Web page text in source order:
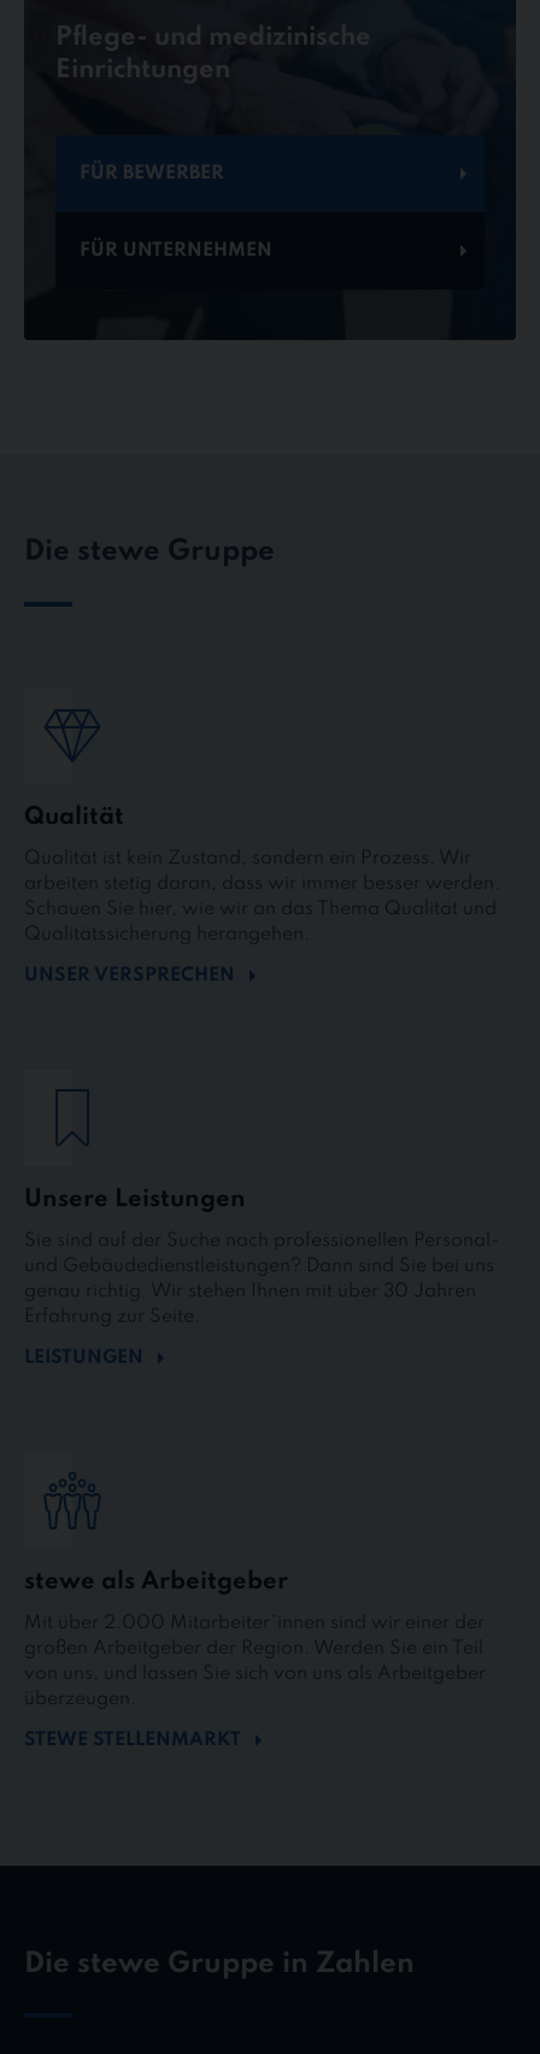
Pflege- und medizinische
Einrichtungen
FÜR BEWERBER
FÜR UNTERNEHMEN
Die stewe Gruppe
Qualität
Qualität ist kein Zustand, sondern ein Prozess. Wir
arbeiten stetig daran, dass wir immer besser werden.
Schauen Sie hier, wie wir an das Thema Qualität und
Qualitätssicherung herangehen.
UNSER VERSPRECHEN
Unsere Leistungen
Sie sind auf der Suche nach professionellen Personal-
und Gebäudedienstleistungen? Dann sind Sie bei uns
genau richtig. Wir stehen Ihnen mit über 30 Jahren
Erfahrung zur Seite.
LEISTUNGEN
stewe als Arbeitgeber
Mit über 2.000 Mitarbeiter*innen sind wir einer der
großen Arbeitgeber der Region. Werden Sie ein Teil
von uns, und lassen Sie sich von uns als Arbeitgeber
überzeugen.
STEWE STELLENMARKT
Die stewe Gruppe in Zahlen